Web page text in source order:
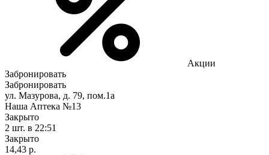
Акции
Забронировать
Забронировать
ул. Мазурова, д. 79, пом.1а
Наша Аптека №13
Закрыто
2 шт. в 22:51
Закрыто
14,43 р.